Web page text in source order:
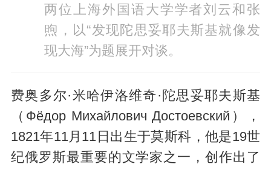
两位上海外国语大学学者刘云和张
煦，以“发现陀思妥耶夫斯基就像发
现大海”为题展开对谈。
费奥多尔·米哈伊洛维奇·陀思妥耶夫斯基
（Фёдор Михайлович Достоевский），
1821年11月11日出生于莫斯科，他是19世
纪俄罗斯最重要的文学家之一，创作出了